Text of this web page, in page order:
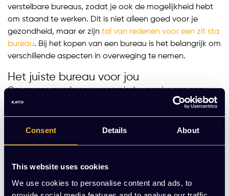
Consent Details About
This website uses cookies
We use cookies to personalise content and ads, to
verstelbare bureaus, zodat je ook de mogelijkheid hebt
om staand te werken. Dit is niet alleen goed voor je
gezondheid, maar er zijn tal van redenen voor een zit sta
bureau. Bij het kopen van een bureau is het belangrijk om
verschillende aspecten in overweging te nemen.
Het juiste bureau voor jou
Om op een goede en ergonomische manier aan een
bureau te kunnen werken, is het belangrijk dat het bureau
de juiste bureau hoogte heeft voor jou.De juiste
werkhoudingis van groot belang. De hoogte van het
75 cm, wat geschikt is voor een lichaamslengte van
minstens 120 cm breed en 80 cm diep zijn, zodat je je